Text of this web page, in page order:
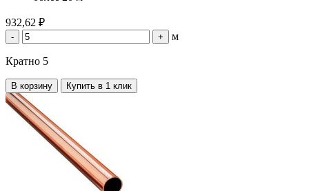
932,62 ₽
- + м
Кратно 5
В корзину Купить в 1 клик